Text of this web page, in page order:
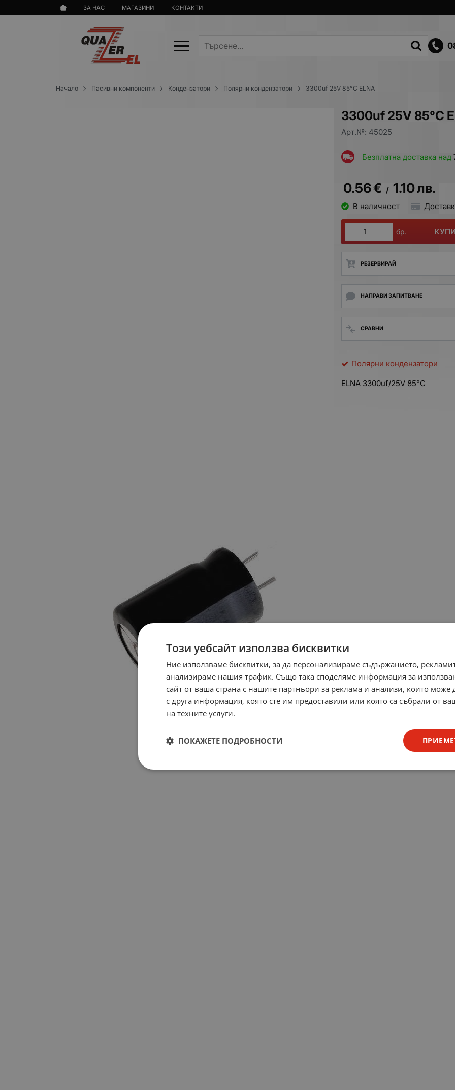
ЗА НАС МАГАЗИНИ КОНТАКТИ
Начало Пасивни компоненти Кондензатори Полярни кондензатори 3300uf 25V 85°C ELNA
3300uf 25V 85°C
Арт.№: 45025
Безплатна доставка над
0.56€ / 1.10лв.
В наличност
бр.
РЕЗЕРВИРАЙ
НАПРАВИ ЗАПИТВАНЕ
СРАВНИ
Полярни кондензатори
ELNA 3300uf/25V 85°C
Този уебсайт използва бисквитки
Ние използваме бисквитки, за да персонализираме съдържанието,
анализираме нашия трафик. Също така споделяме информация за
сайт от ваша страна с нашите партньори за реклама и анализи, които може
с друга информация, която сте им предоставили или която са събрали от
на техните услуги.
ПОКАЖЕТЕ ПОДРОБНОСТИ